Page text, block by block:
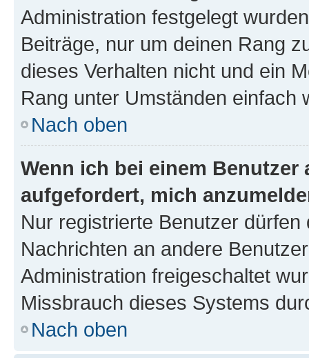
Administration festgelegt
Beiträge, nur um deinen Rang
dieses Verhalten nicht und ein
Rang unter Umständen einfach
Nach oben
Wenn ich bei einem
aufgefordert, mich
Nur registrierte Benutzer
Nachrichten an andere
Administration freigeschaltet
Missbrauch dieses Systems
Nach oben